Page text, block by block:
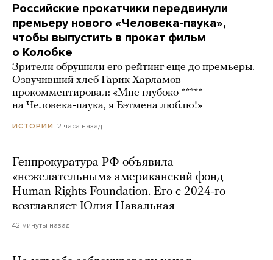
Российские прокатчики передвинули
премьеру нового «Человека-паука»,
чтобы выпустить в прокат фильм
о Колобке
Зрители обрушили его рейтинг еще до премьеры.
Озвучивший хлеб Гарик Харламов
прокомментировал: «Мне глубоко *****
на Человека-паука, я Бэтмена люблю!»
ИСТОРИИ 2 часа назад
Генпрокуратура РФ объявила
«нежелательным» американский фонд
Human Rights Foundation. Его с 2024-го
возглавляет Юлия Навальная
42 минуты назад